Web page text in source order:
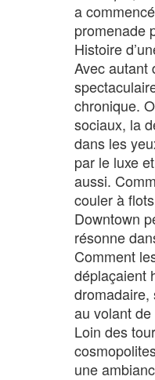
a
promenade
Histoire
Avec autant
chronique.
sociaux, la
dans les
par le luxe
aussi.
couler à
Downtown
résonne
Comment
déplaçaient
dromadaire,
au volant
Loin des
une